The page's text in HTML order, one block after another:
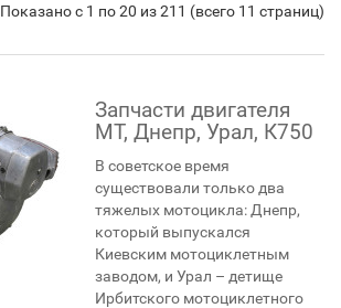
Показано с 1 по 20 из 211 (всего 11 страниц)
Запчасти двигателя
МТ, Днепр, Урал, К750
В советское время
существовали только два
тяжелых мотоцикла: Днепр,
который выпускался
Киевским мотоциклетным
заводом, и Урал – детище
Ирбитского мотоциклетного